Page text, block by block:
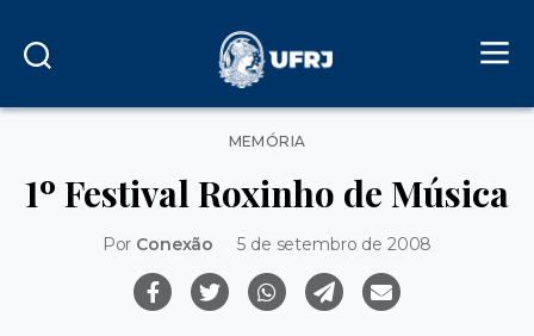
Categorias
MEMÓRIA
1º Festival Roxinho de Música
Por Conexão 5 de setembro de 2008